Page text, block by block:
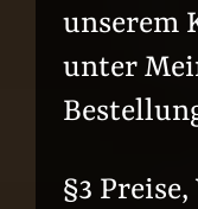
unserem
unter
§3